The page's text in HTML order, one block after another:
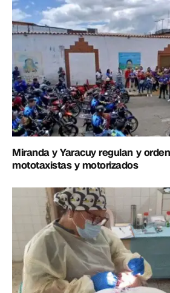
Miranda y Yaracuy regulan y
mototaxistas y motorizados